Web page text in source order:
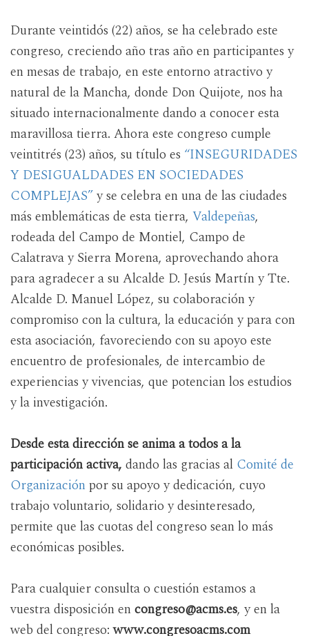
Durante veintidós (22) años, se ha celebrado este
congreso, creciendo año tras año en participantes y
en mesas de trabajo, en este entorno atractivo y
natural de la Mancha, donde Don Quijote, nos ha
situado internacionalmente dando a conocer esta
maravillosa tierra. Ahora este congreso cumple
veintitrés (23) años, su título es “INSEGURIDADES
Y DESIGUALDADES EN SOCIEDADES
COMPLEJAS”y se celebra en una de las ciudades
más emblemáticas de esta tierra, Valdepeñas,
rodeada del Campo de Montiel, Campo de
Calatrava y Sierra Morena, aprovechando ahora
para agradecer a su Alcalde D. Jesús Martín y Tte.
Alcalde D. Manuel López, su colaboración y
compromiso con la cultura, la educación y para con
esta asociación, favoreciendo con su apoyo este
encuentro de profesionales, de intercambio de
experiencias y vivencias, que potencian los estudios
y la investigación.
Desde esta dirección se anima a todos a la
participación activa, dando las gracias al Comité de
Organizaciónpor su apoyo y dedicación, cuyo
trabajo voluntario, solidario y desinteresado,
permite que las cuotas del congreso sean lo más
económicas posibles.
Para cualquier consulta o cuestión estamos a
vuestra disposición encongreso@acms.es, y en la
web del congreso:www.congresoacms.com